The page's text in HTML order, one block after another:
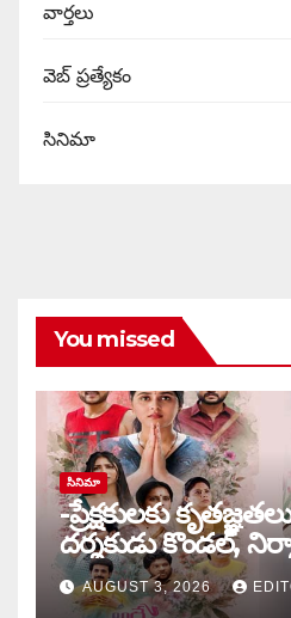
వార్త‌లు
వెబ్ ప్రత్యేకం
సినిమా
You missed
సినిమా
-ప్రేక్షకులకు
దర్శకుడు కొండల్, నిర్మాత
కాండ్రేగుల
AUGUST 3, 2026